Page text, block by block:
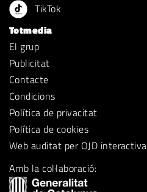
TikTok
Totmedia
El grup
Publicitat
Contacte
Condicions
Política de privacitat
Política de cookies
Web auditat per OJD interactiva
Amb la col·laboració: